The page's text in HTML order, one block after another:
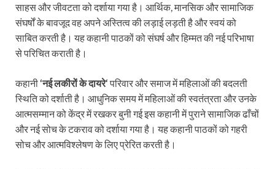
साहस और जीवटता को दर्शाया गया है। आर्थिक, मानसिक और सामाजिक
संघर्षों के बावजूद वह अपने अस्तित्व की लड़ाई लड़ती है और स्वयं को
साबित करती है। यह कहानी पाठकों को संघर्ष और हिम्मत की नई परिभाषा
से परिचित कराती है।
कहानी‘नई लकीरों के दायरे‘परिवार और समाज में महिलाओं की बदलती
स्थिति को दर्शाती है। आधुनिक समय में महिलाओं की स्वतंत्रता और उनके
आत्मसम्मान को केंद्र में रखकर बुनी गई इस कहानी में पुराने सामाजिक ढाँचों
और नई सोच के टकराव को दर्शाया गया है। यह कहानी पाठकों को गहरी
सोच और आत्मविश्लेषण के लिए प्रेरित करती है।